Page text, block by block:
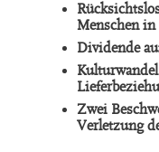
Menschen
Dividende
Zwei
Verletzung